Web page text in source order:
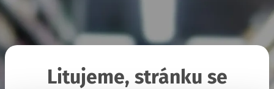
Litujeme, stránku se